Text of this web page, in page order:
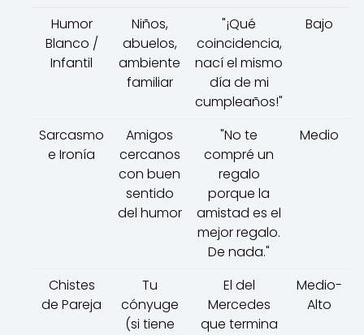
Humor
Blanco /
Infantil
Niños,
abuelos,
ambiente
familiar
"¡Qué
coincidencia,
nací el mismo
día de mi
cumpleaños!"
Bajo
Sarcasmo
e Ironía
Amigos
cercanos
con buen
sentido
del humor
"No te
compré un
regalo
porque la
amistad es el
mejor regalo.
De nada."
Medio
Chistes
de Pareja
Tu
cónyuge
(si tiene
El del
Mercedes
que termina
Medio-
Alto